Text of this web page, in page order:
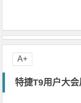
特捷T9用户大
A+